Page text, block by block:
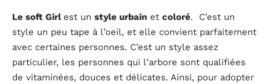
Le soft Girl est un style urbain et coloré. C’est un
style un peu tape à l’oeil, et elle convient parfaitement
avec certaines personnes. C’est un style assez
particulier, les personnes qui l’arbore sont qualifiées
de vitaminées, douces et délicates. Ainsi, pour adopter